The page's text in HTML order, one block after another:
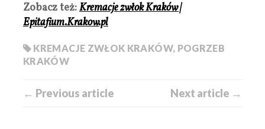
Zobacz też:Kremacje zwłok Kraków |
Epitafium.Krakow.pl
KREMACJE ZWŁOK KRAKÓW, POGRZEB
KRAKÓW
← Previous article Next article →